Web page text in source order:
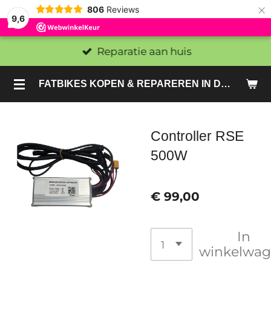
9,6
806 Reviews ×
FATBIKES KOPEN & REPAREREN IN DEN HAAG EN ZOETERMEER - SACHE BIKES
Reparatie aan huis
Controller RSE
500W
€ 99,00
In